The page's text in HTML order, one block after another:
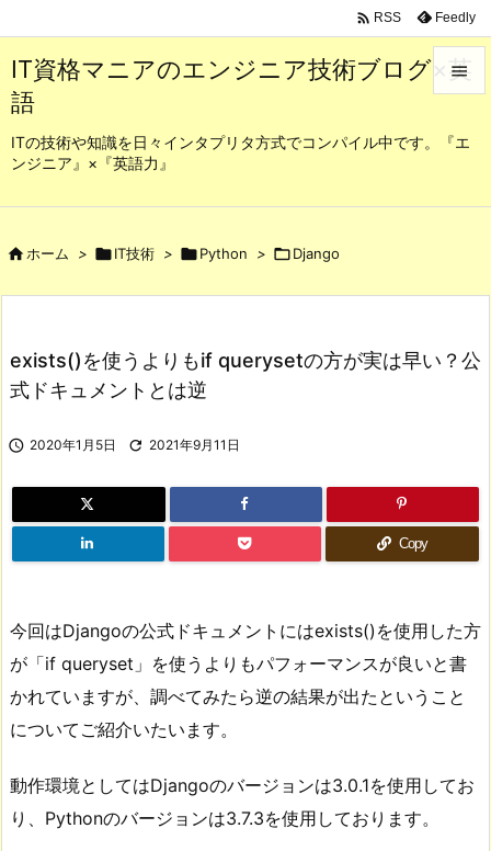
IT資格マニアのエンジニア技術ブログ×英
語
ITの技術や知識を日々インタプリタ方式でコンパイル中です。『エ
ンジニア』×『英語力』

メニュ
検索
 RSS Feedly
ホーム > IT技術 > Python > Django
exists()を使うよりもif querysetの方が実は早い？公
式ドキュメントとは逆
 2020年1月5日  2021年9月11日
Copy
今回はDjangoの公式ドキュメントにはexists()を使用した方
が「if queryset」を使うよりもパフォーマンスが良いと書
かれていますが、調べてみたら逆の結果が出たということ
についてご紹介いたいます。
動作環境としてはDjangoのバージョンは3.0.1を使用してお
り、Pythonのバージョンは3.7.3を使用しております。